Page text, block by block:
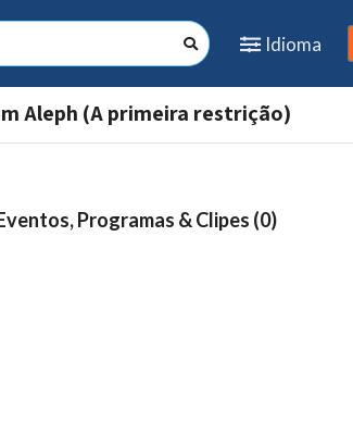
Idioma
Aleph (A primeira restrição)
Programas & Clipes (0)